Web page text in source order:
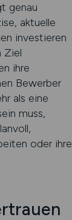
genau
aktuelle
investieren
Ziel
ihre
Bewerber
als eine
muss,
oder ihre